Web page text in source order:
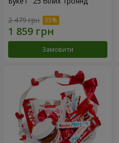
2 479 грн
Замовити